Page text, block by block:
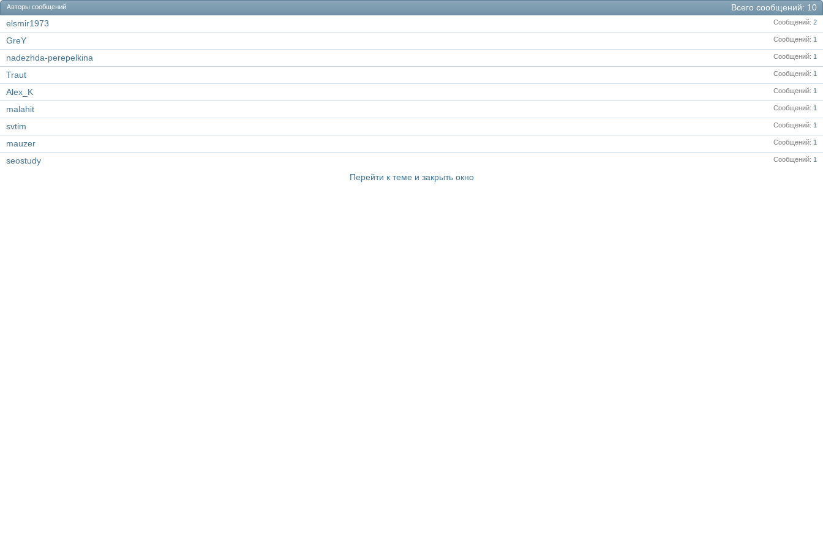
Всего сообщений 10
Авторы сообщений
Сообщений 2
elsmir1973
Сообщений 1
GreY
Сообщений 1
nadezhda-perepelkina
Сообщений 1
Traut
Сообщений 1
Alex_K
Сообщений 1
malahit
Сообщений 1
svtim
Сообщений 1
mauzer
Сообщений 1
seostudy
Перейти к теме и закрыть окно